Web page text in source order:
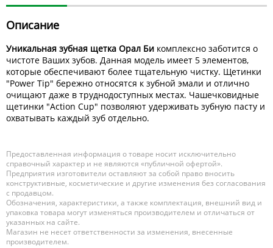
Описание
Уникальная зубная щетка Орал Би комплексно заботится о
чистоте Ваших зубов. Данная модель имеет 5 элементов,
которые обеспечивают более тщательную чистку. Щетинки
"Power Tip" бережно относятся к зубной эмали и отлично
очищают даже в труднодоступных местах. Чашечковидные
щетинки "Action Cup" позволяют удерживать зубную пасту и
охватывать каждый зуб отдельно.
Предоставленная информация о товаре носит исключительно
справочный характер и не являются «публичной офертой».
Предприятия изготовители оставляют за собой право вносить
конструктивные, косметические и другие изменения без согласования
с продавцом.
Обозначения, характеристики, а также комплектация, внешний вид и
упаковка товара могут изменяться производителем и отличаться от
указанных на сайте.
Магазин не несет ответственности за изменения, внесенные
производителем.